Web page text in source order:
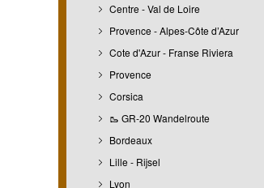
Centre - Val de Loire
Provence - Alpes-Côte d’Azur
Cote d'Azur - Franse Riviera
Provence
Corsica
🥾 GR-20 Wandelroute
Bordeaux
Lille - Rijsel
Lyon